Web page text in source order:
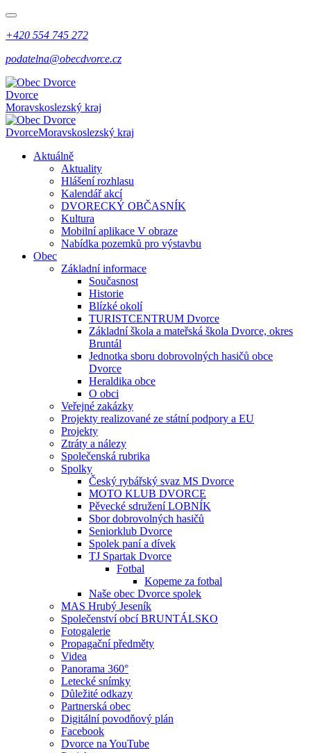
+420 554 745 272
podatelna@obecdvorce.cz
Dvorce
Moravskoslezský kraj
DvorceMoravskoslezský kraj
Aktuálně
Aktuality
Hlášení rozhlasu
Kalendář akcí
DVORECKÝ OBČASNÍK
Kultura
Mobilní aplikace V obraze
Nabídka pozemků pro výstavbu
Obec
Základní informace
Současnost
Historie
Blízké okolí
TURISTCENTRUM Dvorce
Základní škola a mateřská škola Dvorce, okres
Bruntál
Jednotka sboru dobrovolných hasičů obce
Dvorce
Heraldika obce
O obci
Veřejné zakázky
Projekty realizované ze státní podpory a EU
Projekty
Ztráty a nálezy
Společenská rubrika
Spolky
Český rybářský svaz MS Dvorce
MOTO KLUB DVORCE
Pěvecké sdružení LOBNÍK
Sbor dobrovolných hasičů
Seniorklub Dvorce
Spolek paní a dívek
TJ Spartak Dvorce
Fotbal
Kopeme za fotbal
Naše obec Dvorce spolek
MAS Hrubý Jeseník
Společenství obcí BRUNTÁLSKO
Fotogalerie
Propagační předměty
Videa
Panorama 360°
Letecké snímky
Důležité odkazy
Partnerská obec
Digitální povodňový plán
Facebook
Dvorce na YouTube